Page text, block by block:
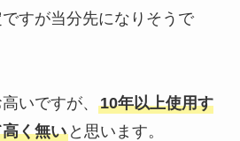
すが当分先になりそうで
いですが、 10年以上使用す
く無いと思います。